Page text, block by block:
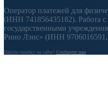
Оператор платежей для
(ИНН 741856435182). Работа
государственными
Рино Лэнс» (ИНН
Нашли ошибку на сайте? Сообщите нам